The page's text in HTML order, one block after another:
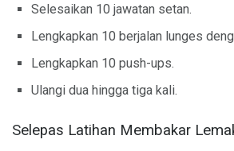
Selesaikan 10 jawatan setan.
Lengkapkan 10 berjalan lunges
Lengkapkan 10 push-ups.
Ulangi dua hingga tiga kali.
Selepas Latihan Membakar